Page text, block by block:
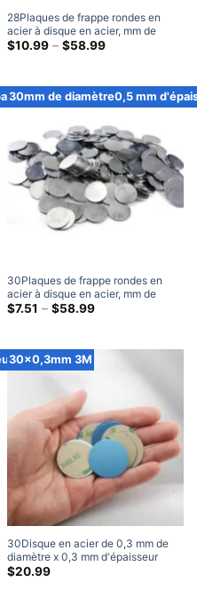
28Plaques de frappe rondes en
acier à disque en acier, mm de
diamètre x 0,5 mm d'épaisseur
$10.99 – $58.99Gamme
à
travers
30mm de diamètre0,5 mm
30Plaques de frappe rondes en
acier à disque en acier, mm de
diamètre x 0,5 mm d'épaisseur
$7.51 – $58.99Gamme
à
30x0,3mm 3M
30Disque en acier de 0,3 mm de
diamètre x 0,3 mm d'épaisseur
avec plaques de frappe rondes en
$20.99